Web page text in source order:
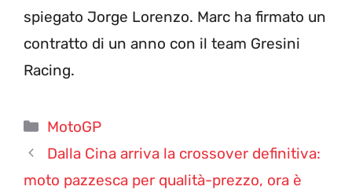
spiegato Jorge Lorenzo. Marc ha firmato un
contratto di un anno con il team Gresini
Racing.
Categorie
MotoGP
Dalla Cina arriva la crossover definitiva:
moto pazzesca per qualità-prezzo, ora è